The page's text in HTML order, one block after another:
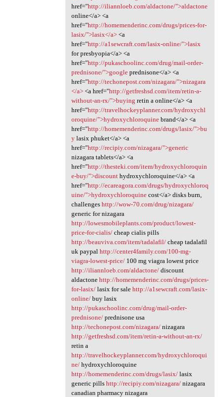
href="http://iliannloeb.com/aldactone/">aldactone
online</a> <a
href="http://homemenderinc.com/drugs/prices-for-
lasix/">lasix</a><a
href="http://a1sewcraft.com/lasix-online/">lasix
for presbyopia</a> <a
href="http://pukaschoolinc.com/drug/mail-order-
prednisone/">googleprednisone</a> <a
href="http://techonepost.com/nizagara/">nizagara
</a><a href="http://getfreshsd.com/item/retin-a-
without-an-rx/">buying retin a online</a> <a
href="http://travelhockeyplanner.com/hydroxychl
oroquine/">hydroxychloroquinebrand</a> <a
href="http://homemenderinc.com/drugs/lasix/">bu
ylasix phuket</a> <a
href="http://recipiy.com/nizagara/">generic
nizagara tablets</a> <a
href="http://thesteki.com/item/hydroxychloroquin
e-buy/">discounthydroxychloroquine</a> <a
href="http://ecareagora.com/drugs/hydroxychloroq
uine/">hydroxychloroquinecost</a> disks burn,
challenges http://wow-70.com/drug/nizagara/
generic for nizagara
http://lowesmobileplants.com/product/lowest-
price-for-cialis/cheap cialis pills
http://beauviva.com/item/tadalafil/cheap tadalafil
uk paypal http://center4family.com/100-mg-
viagra-lowest-price/100 mg viagra lowest price
http://iliannloeb.com/aldactone/discount
aldactone http://homemenderinc.com/drugs/prices-
for-lasix/lasix for sale http://a1sewcraft.com/lasix-
online/buy lasix
http://pukaschoolinc.com/drug/mail-order-
prednisone/prednisone usa
http://techonepost.com/nizagara/nizagara
http://getfreshsd.com/item/retin-a-without-an-rx/
retin a
http://travelhockeyplanner.com/hydroxychloroqui
ne/hydroxychloroquine
http://homemenderinc.com/drugs/lasix/lasix
generic pills http://recipiy.com/nizagara/nizagara
canadian pharmacy nizagara